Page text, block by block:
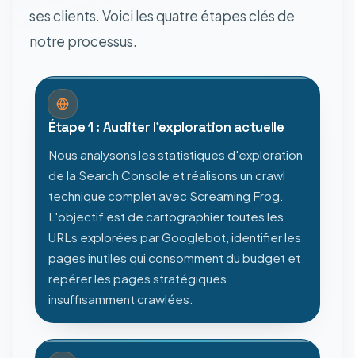
ses clients. Voici les quatre étapes clés de
notre processus.
Étape 1 : Auditer l'exploration actuelle
Nous analysons les statistiques d'exploration
de la Search Console et réalisons un crawl
technique complet avec Screaming Frog.
L'objectif est de cartographier toutes les
URLs explorées par Googlebot, identifier les
pages inutiles qui consomment du budget et
repérer les pages stratégiques
insuffisamment crawlées.